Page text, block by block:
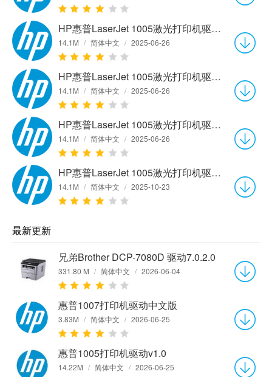
HP惠普LaserJet 1005激光打印机驱动v5.51.2103.0 官方版
14.1M / 简体中文 / 2025-06-26
HP惠普LaserJet 1005激光打印机驱动v5.51.2103.0 官方版
14.1M / 简体中文 / 2025-06-26
HP惠普LaserJet 1005激光打印机驱动v5.51.2103.0 官方版
14.1M / 简体中文 / 2025-06-26
HP惠普LaserJet 1005激光打印机驱动v5.51.2103.0 官方版
14.1M / 简体中文 / 2025-10-23
最新更新
兄弟Brother DCP-7080D 驱动7.0.2.0
331.80 M / 简体中文 / 2026-06-04
惠普1007打印机驱动中文版
3.83M / 简体中文 / 2026-06-25
惠普1005打印机驱动v1.0
14.22M / 简体中文 / 2026-06-25